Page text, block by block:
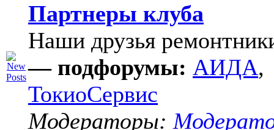
Партнеры клуба
Наши друзья
— подфорумы: АИДА,
ТокиоСервис
Модераторы: